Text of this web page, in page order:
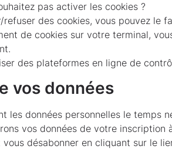
pas activer les cookies ?
refuser des cookies, vous pouvez le
de cookies sur votre terminal,
des plateformes en ligne de
vos données
les données personnelles le temps
vos données de votre inscription
désabonner en cliquant sur le